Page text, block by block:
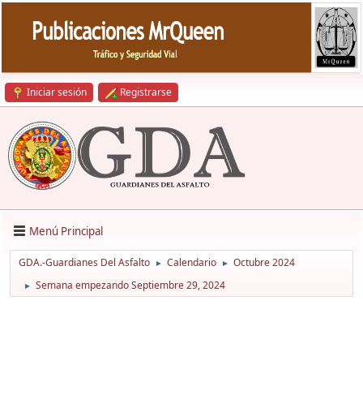
Iniciar sesión Registrarse
Menú Principal
GDA.-Guardianes Del Asfalto ► Calendario ► Octubre 2024
► Semana empezando Septiembre 29, 2024